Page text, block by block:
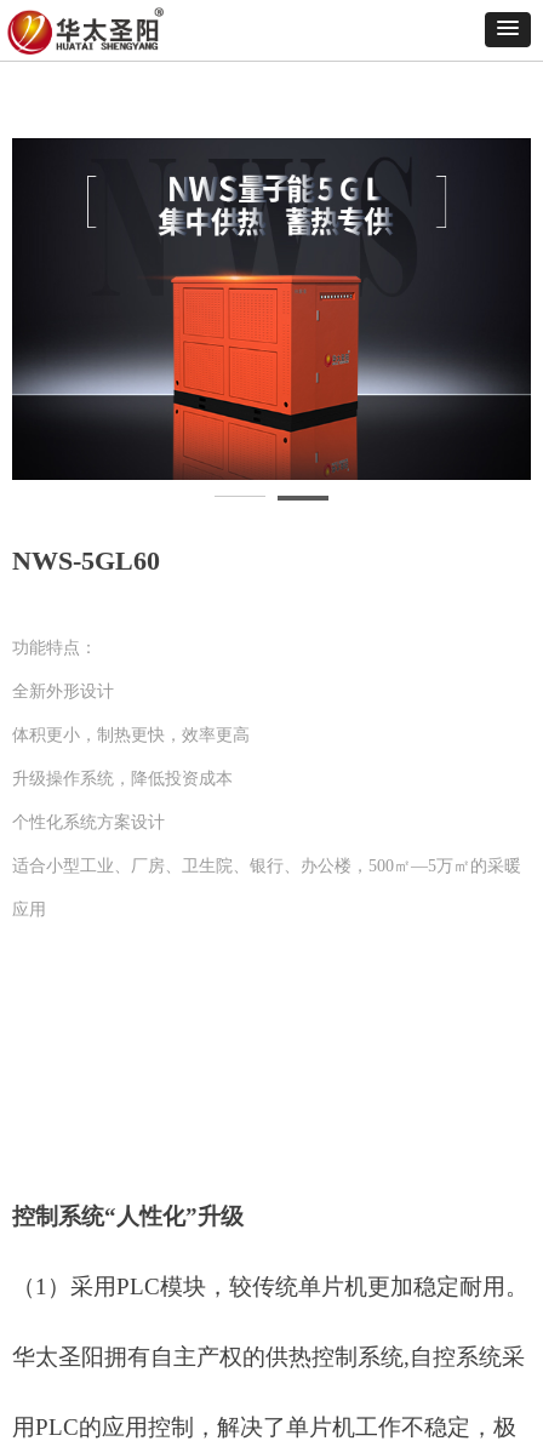
NWS-5GL60
功能特点：
全新外形设计
体积更小，制热更快，效率更高
升级操作系统，降低投资成本
个性化系统方案设计
适合小型工业、厂房、卫生院、银行、办公楼，500㎡—5万㎡的采暖
应用
控制系统“人性化”升级
（1） 采用PLC模块，较传统单片机更加稳定耐用。
华太圣阳拥有自主产权的供热控制系统,自控系统采
用PLC的应用控制，解决了单片机工作不稳定，极